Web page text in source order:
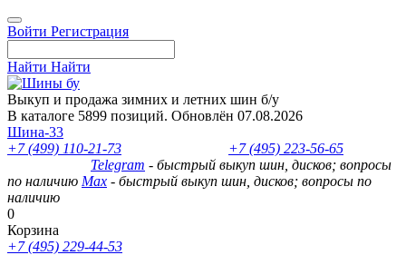
Войти Регистрация
Найти Найти
Выкуп и продажа зимних и летних шин б/у
В каталоге 5899 позиций. Обновлён 07.08.2026
Шина-33
+7 (499) 110-21-73
+7 (495) 223-56-65
Telegram - быстрый выкуп шин, дисков; вопросы
по наличию Max - быстрый выкуп шин, дисков; вопросы по
наличию
0
Корзина
+7 (495) 229-44-53